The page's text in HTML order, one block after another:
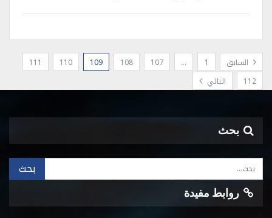
السابق 1
…
107
108
109
110
111
112
التالي
بحث
روابط مفيدة